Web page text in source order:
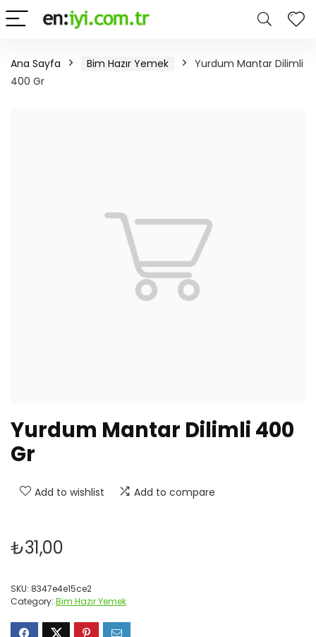
Ana Sayfa Bim Hazır Yemek
Yurdum Mantar Dilimli
400 Gr
Yurdum Mantar Dilimli 400
Gr
Add to wishlist Add to compare
₺31,00
SKU: 8347e4e15ce2
Category: Bim Hazır Yemek